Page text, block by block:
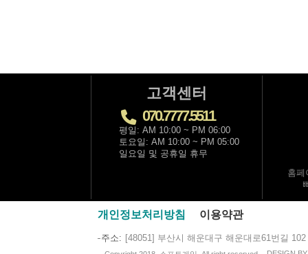
고객센터
070.7777.5511
평일: AM 10:00 ~ PM 06:00
토요일: AM 10:00 ~ PM 05:00
일요일 및 공휴일 휴무
홈페
개인정보처리방침 이용약관
주소 [48051] 부산시 해운대구 해운대로61번길 102